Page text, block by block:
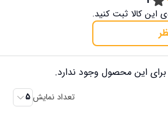
این کالا ثبت کنید.
این محصول وجود ندارد.
تعداد نمایش 5